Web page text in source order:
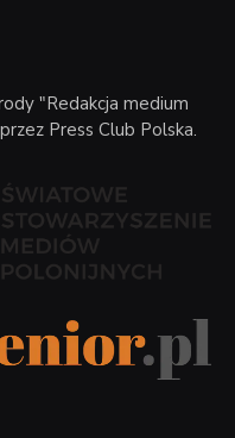
"Redakcja medium
Press Club Polska.